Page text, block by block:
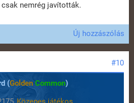
nemrég javították.
Új hozzászólás
#10
(Golden Common)